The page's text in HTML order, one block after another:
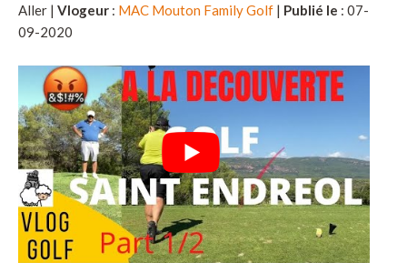
Aller | Vlogeur : MAC Mouton Family Golf | Publié le : 07-
09-2020